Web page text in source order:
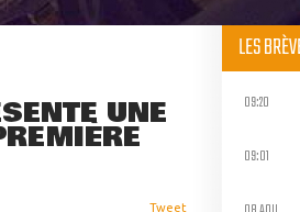
UNE
Tweet
LES
09:20
09:01